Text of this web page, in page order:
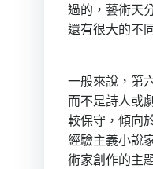
過的，藝術天
還有很大的不
一般來說，第
而不是詩人或
較保守，傾向
經驗主義小說
術家創作的主